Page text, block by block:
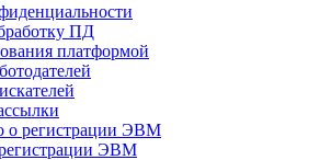
ПД
платформой
о регистрации ЭВМ
ЭВМ